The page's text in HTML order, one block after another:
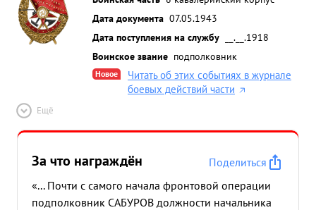
Дата документа 07.05.1943
Дата поступления на службу
__.__.1918
Воинское звание подполковник
Новое
Читать об этих событиях в журнале
боевых действий части
Ещё
За что награждён
Поделиться
«... Почти с самого начала фронтовой операции
подполковник САБУРОВ должности начальника